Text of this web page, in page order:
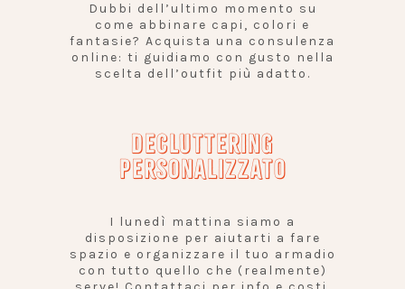
Dubbi dell’ultimo momento su
come abbinare capi, colori e
fantasie? Acquista una consulenza
online: ti guidiamo con gusto nella
scelta dell’outfit più adatto.
DECLUTTERING
PERSONALIZZATO
I lunedì mattina siamo a
disposizione per aiutarti a fare
spazio e organizzare il tuo armadio
con tutto quello che (realmente)